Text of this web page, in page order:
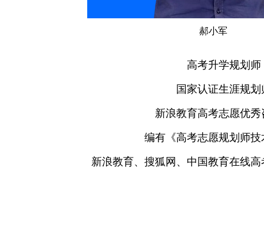
郝小军
高考升学规划师
国家认证生涯规划
新浪教育高考志愿优
编有《高考志愿规划师
新浪教育、搜狐网、中国教育在线